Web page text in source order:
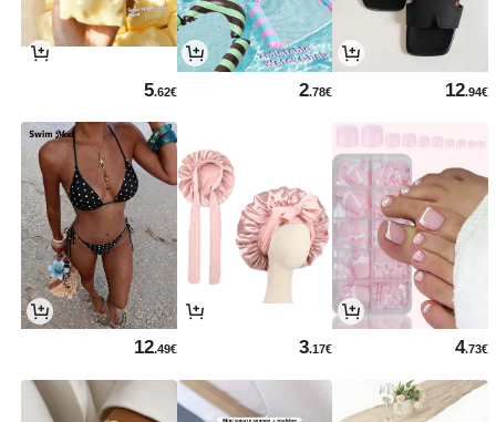
12.94€
2.78€
5.62€
4.73€
3.17€
12.49€